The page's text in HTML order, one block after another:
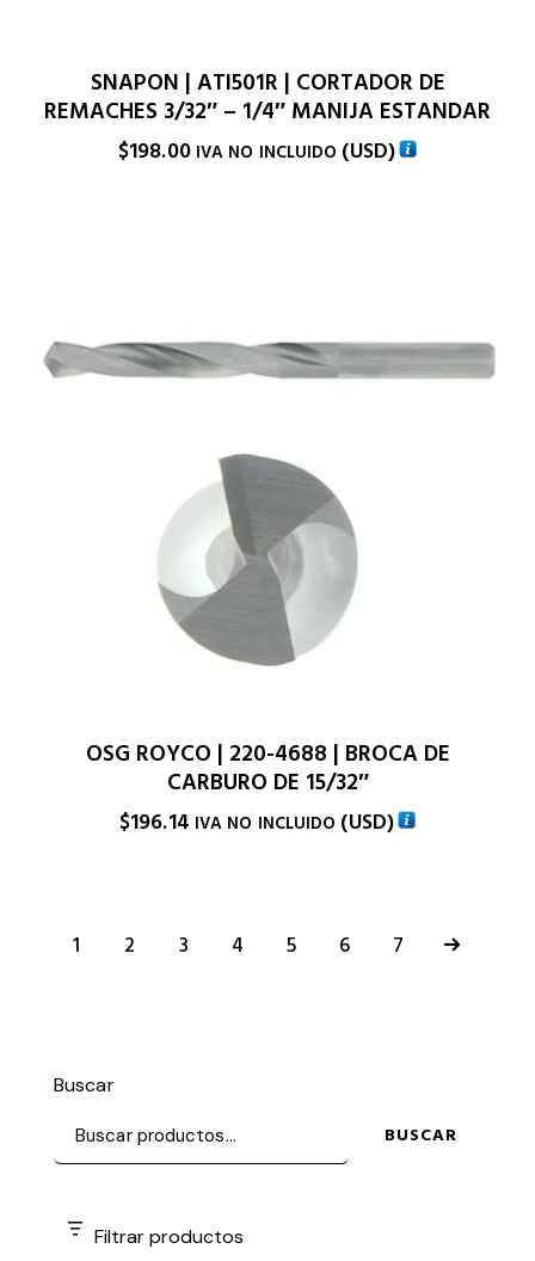
SNAPON | ATI501R | CORTADOR DE
REMACHES 3/32″ – 1/4″ MANIJA ESTANDAR
$198.00 IVA NO INCLUIDO (USD)
OSG ROYCO | 220-4688 | BROCA DE
CARBURO DE 15/32″
$196.14 IVA NO INCLUIDO (USD)
1 2 3 4 5 6 7
→
Buscar
BUSCAR
Filtrar productos